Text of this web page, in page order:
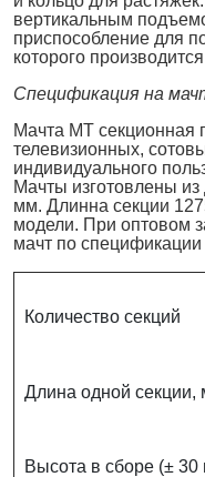
вертикальным
приспособление для
которого
Спецификация на
Мачта МТ секционная
телевизионных,
индивидуального
Мачты изготовлены
мм. Длинна секции
модели. При оптовом
мачт по спецификации
Количество секций
Длина одной секции,
Высота в сборе (±